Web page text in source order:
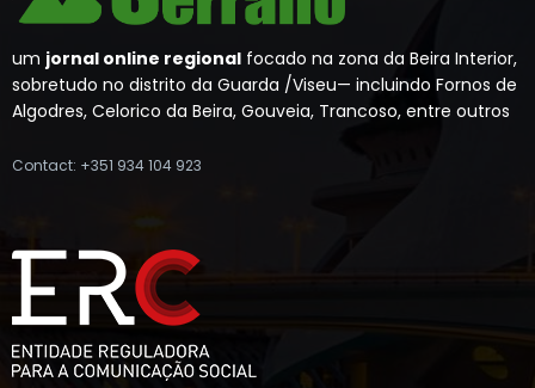
um jornal online regional focado na zona da Beira Interior,
sobretudo no distrito da Guarda /Viseu— incluindo Fornos de
Algodres, Celorico da Beira, Gouveia, Trancoso, entre outros
Contact: +351 934 104 923